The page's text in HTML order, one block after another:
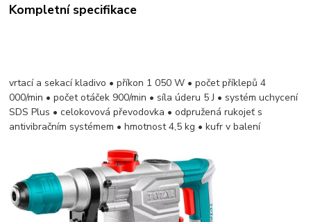
Kompletní specifikace
vrtací a sekací kladivo • příkon 1 050 W • počet příklepů 4
000/min • počet otáček 900/min • síla úderu 5 J • systém uchycení
SDS Plus • celokovová převodovka • odpružená rukojeť s
antivibračním systémem • hmotnost 4,5 kg • kufr v balení